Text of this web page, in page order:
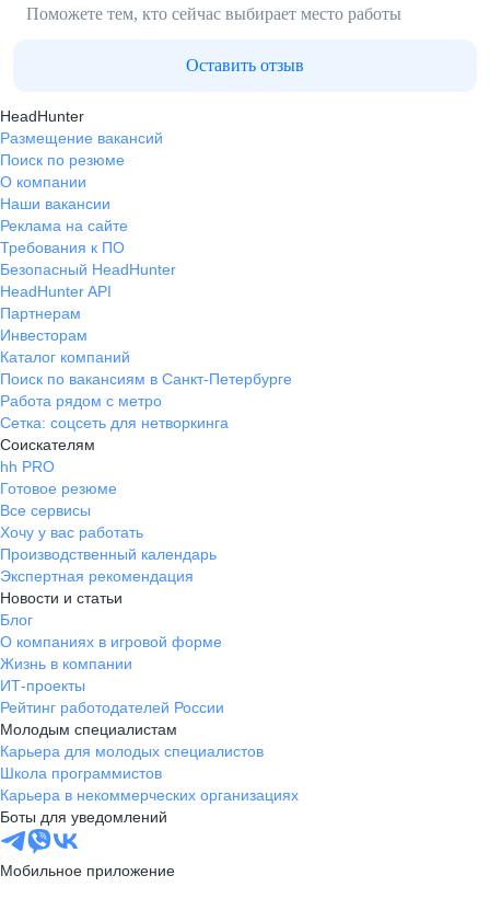
Поможете тем, кто сейчас выбирает место работы
Оставить отзыв
HeadHunter
Размещение вакансий
Поиск по резюме
О компании
Наши вакансии
Реклама на сайте
Требования к ПО
Безопасный HeadHunter
HeadHunter API
Партнерам
Инвесторам
Каталог компаний
Поиск по вакансиям в Санкт-Петербурге
Работа рядом с метро
Сетка: соцсеть для нетворкинга
Соискателям
hh PRO
Готовое резюме
Все сервисы
Хочу у вас работать
Производственный календарь
Экспертная рекомендация
Новости и статьи
Блог
О компаниях в игровой форме
Жизнь в компании
ИТ-проекты
Рейтинг работодателей России
Молодым специалистам
Карьера для молодых специалистов
Школа программистов
Карьера в некоммерческих организациях
Боты для уведомлений
Мобильное приложение